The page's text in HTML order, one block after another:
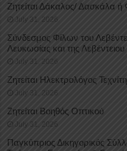
Ζητείται Δάκαλος/ Δασκάλα ή
July 31, 2026
Σύνδεσμος Φίλων του
Λευκωσίας και της
July 31, 2026
Ζητείται Ηλεκτρολόγος
July 31, 2026
Ζητείται Βοηθός Οπτικού
July 31, 2026
Παγκύπριος Δικηγορικός